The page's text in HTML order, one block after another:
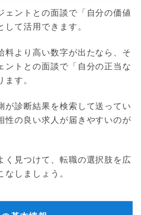
ェントとの面談で「自分の価値
て活用できます。
料より高い数字が出たなら、そ
ントとの面談で「自分の正当な
ます。
が診断結果を検索して送ってい
性の良い求人が届きやすいのが
く見つけて、転職の選択肢を広
なしましょう。